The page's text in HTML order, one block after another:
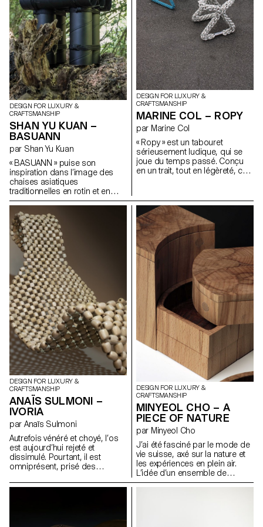
en avant l’artisanat d’un point
de vue innovant.
DESIGN FOR LUXURY &
CRAFTSMANSHIP
SHAN YU KUAN –
BASUANN
par Shan Yu Kuan
« BASUANN » puise son
inspiration dans l’image des
chaises asiatiques
traditionnelles en rotin et en
bambou. Son nom fait écho à
la prononciation taiwanaise
signifiant « attacher avec des
cordes ». Composé de sept
pièces de conduits en spirale,
« BASUANN » est assemblé à
l’aide de joints à mortaise et à
tenon pour relier la partie
assise à la partie des pieds. Il
est en outre renforcé par des
cordes qui relient solidement le
tabouret. « BASUANN » fusionne
harmonieusement le design
contemporain de meubles et
les images évocatrices de
l’artisanat traditionnel asiatique,
mettant en valeur l’esthétique
du design minimaliste.
DESIGN FOR LUXURY &
CRAFTSMANSHIP
MARINE COL – ROPY
par Marine Col
« Ropy » est un tabouret
sérieusement ludique, qui se
joue du temps passé. Conçu
en un trait, tout en légèreté, cet
anciennes cordes navales du
port de Lausanne, aux couleurs
ternies par le temps, lui servent
de matière première et
deviennent matière précieuse
une fois l’objet réalisé.
DESIGN FOR LUXURY &
CRAFTSMANSHIP
ANAÏS SULMONI –
IVORIA
par Anaïs Sulmoni
Autrefois vénéré et choyé, l’os
est aujourd’hui rejeté et
dissimulé. Pourtant, il est
omniprésent, prisé des
alimentaire. Il m’interpelle
représente la mort. En
DESIGN FOR LUXURY &
CRAFTSMANSHIP
MINYEOL CHO – A
PIECE OF NATURE
par Minyeol Cho
J’ai été fasciné par le mode de
vie suisse, axé sur la nature et
les expériences en plein air.
L’idée d’un ensemble de
vaisselle d’extérieur m’est venue